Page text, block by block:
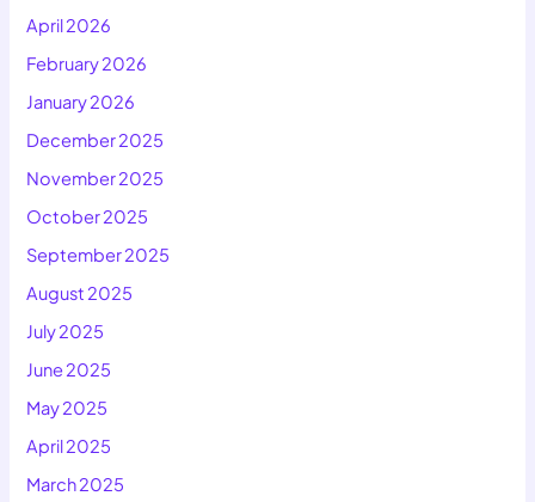
April 2026
February 2026
January 2026
December 2025
November 2025
October 2025
September 2025
August 2025
July 2025
June 2025
May 2025
April 2025
March 2025